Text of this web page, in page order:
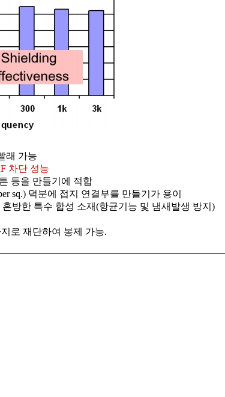
래 가능
차단 성능
등을 만들기에 적합
sq.) 덕분에 접지 연결부를 만들기가 용이
방한 특수 합성 소재(항균기능 및 냄새발생 방지)
로 재단하여 봉제 가능.